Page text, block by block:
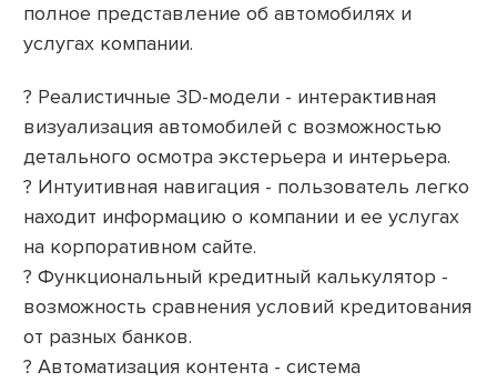
полное представление об автомобилях и
услугах компании.
? Реалистичные 3D-модели - интерактивная
визуализация автомобилей с возможностью
детального осмотра экстерьера и интерьера.
? Интуитивная навигация - пользователь легко
находит информацию о компании и ее услугах
на корпоративном сайте.
? Функциональный кредитный калькулятор -
возможность сравнения условий кредитования
от разных банков.
? Автоматизация контента - система